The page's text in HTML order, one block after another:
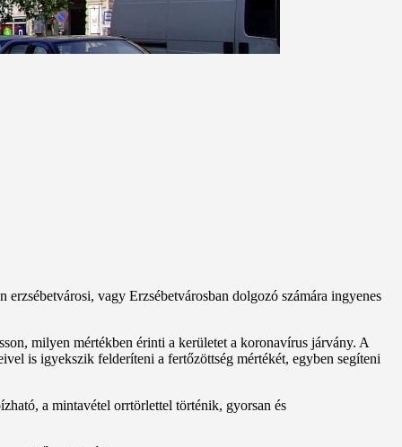
vagy Erzsébetvárosban dolgozó számára ingyenes
milyen mértékben érinti a kerületet a koronavírus járvány. A
is igyekszik felderíteni a fertőzöttség mértékét, egyben segíteni
a mintavétel orrtörlettel történik, gyorsan és